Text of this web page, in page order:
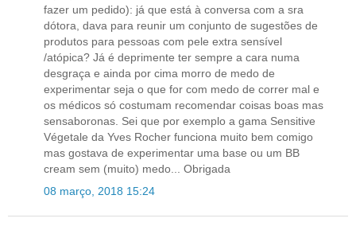
fazer um pedido): já que está à conversa com a sra
dótora, dava para reunir um conjunto de sugestões de
produtos para pessoas com pele extra sensível
/atópica? Já é deprimente ter sempre a cara numa
desgraça e ainda por cima morro de medo de
experimentar seja o que for com medo de correr mal e
os médicos só costumam recomendar coisas boas mas
sensaboronas. Sei que por exemplo a gama Sensitive
Végetale da Yves Rocher funciona muito bem comigo
mas gostava de experimentar uma base ou um BB
cream sem (muito) medo... Obrigada
08 março, 2018 15:24